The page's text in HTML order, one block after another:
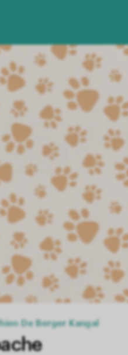
De Berger Kangal